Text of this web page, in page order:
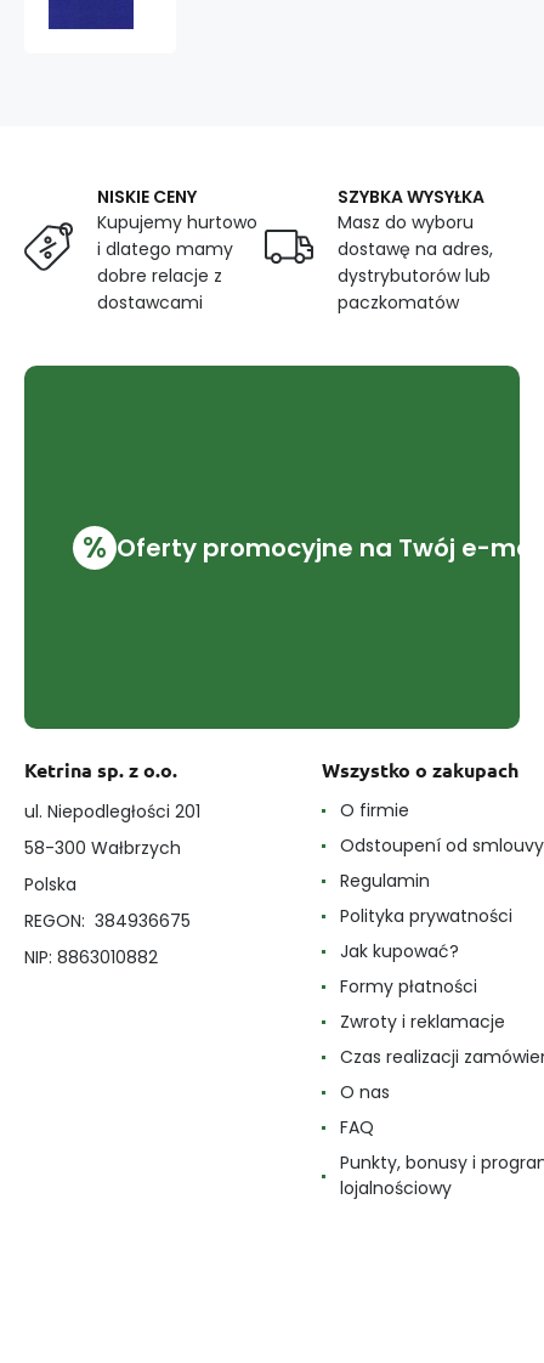
NISKIE CENY
Kupujemy hurtowo
i dlatego mamy
dobre relacje z
dostawcami
SZYBKA WYSYŁKA
Masz do wyboru
dostawę na adres,
dystrybutorów lub
paczkomatów
% Oferty promocyjne na Twój e-mail
Ketrina sp. z o.o.
ul. Niepodległości 201
58-300 Wałbrzych
Polska
REGON: 384936675
NIP: 8863010882
Wszystko o zakupach
O firmie
Odstoupení od smlouvy
Regulamin
Polityka prywatności
Jak kupować?
Formy płatności
Zwroty i reklamacje
Czas realizacji
O nas
FAQ
Punkty, bonusy i
lojalnościowy